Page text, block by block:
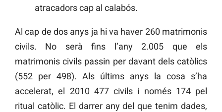
atracadors cap al calabós.
Al cap de dos anys ja hi va haver 260 matrimonis
civils. No serà fins l’any 2.005 que els
matrimonis civils passin per davant dels catòlics
(552 per 498). Als últims anys la cosa s’ha
accelerat, el 2010 477 civils i només 174 pel
ritual catòlic. El darrer any del que tenim dades,